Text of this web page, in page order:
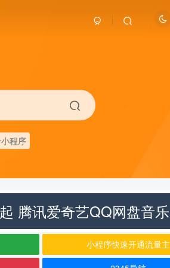
程序
腾讯爱奇艺QQ网盘音乐
小程序快速开通流量主